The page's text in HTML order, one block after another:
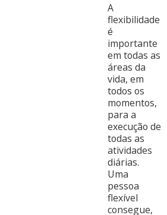
A
flexibilidade
é
importante
em todas as
áreas da
vida, em
todos os
momentos,
para a
execução de
todas as
atividades
diárias.
Uma
pessoa
flexível
consegue,